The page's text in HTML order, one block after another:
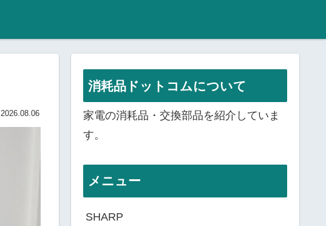
2026.08.06
消耗品ドットコムについて
家電の消耗品・交換部品を紹介していま
す。
メニュー
SHARP